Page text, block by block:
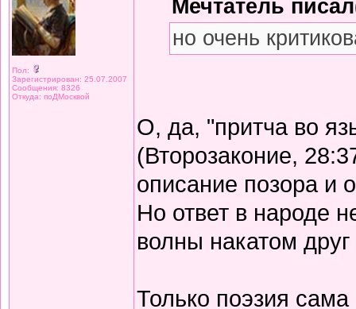
Пол:
Зарегистрирован: 25.07.2007
Сообщения: 8326
Откуда: поДМосквой
Мечтатель
но очень
О, да, "притча во
(Второзаконие,
описание позора и
Но ответ в народе
волны накатом
Только поэзия